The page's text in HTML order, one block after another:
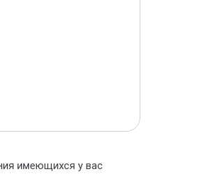
имеющихся у вас